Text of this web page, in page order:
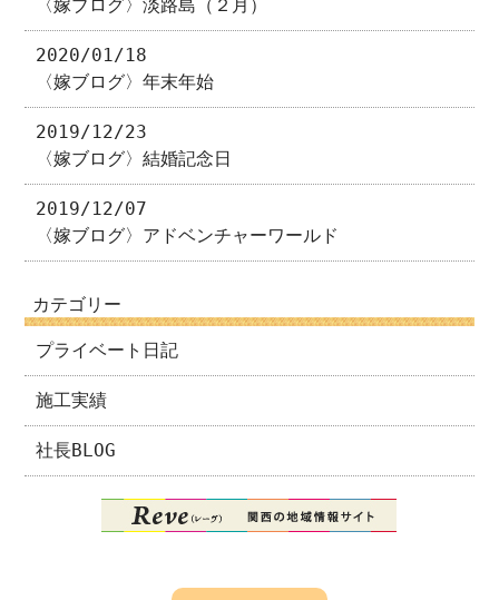
〈嫁ブログ〉淡路島（２月）
2020/01/18
〈嫁ブログ〉年末年始
2019/12/23
〈嫁ブログ〉結婚記念日
2019/12/07
〈嫁ブログ〉アドベンチャーワールド
カテゴリー
プライベート日記
施工実績
社長BLOG